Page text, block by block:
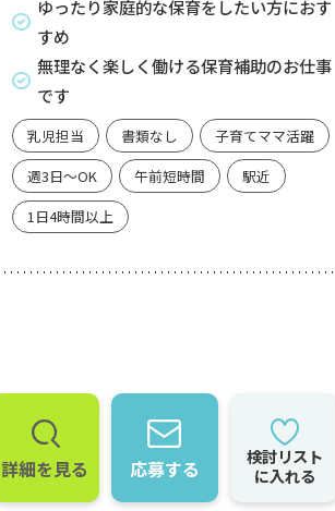
ゆったり家庭的な保育をしたい方におす
すめ
無理なく楽しく働ける保育補助のお仕事
です
乳児担当 書類なし
子育てママ活躍
週3日～OK
午前短時間
駅近
1日4時間以上
詳細を見る 応募する
検討リスト
に入れる